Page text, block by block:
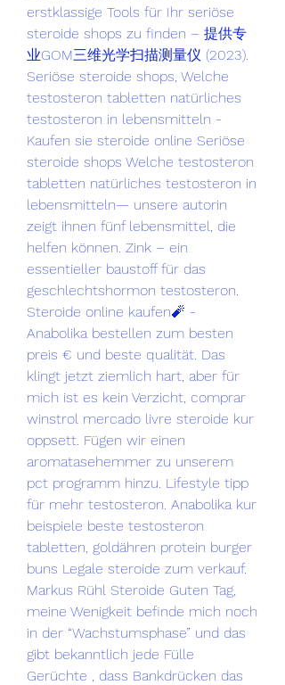
erstklassige Tools für Ihr seriöse
steroide shops zu finden – 提供专
业GOM三维光学扫描测量仪 (2023).
Seriöse steroide shops, Welche
testosteron tabletten natürliches
testosteron in lebensmitteln -
Kaufen sie steroide online Seriöse
steroide shops Welche testosteron
tabletten natürliches testosteron in
lebensmitteln— unsere autorin
zeigt ihnen fünf lebensmittel, die
helfen können. Zink – ein
essentieller baustoff für das
geschlechtshormon testosteron.
Steroide online kaufen🧨 -
Anabolika bestellen zum besten
preis € und beste qualität. Das
klingt jetzt ziemlich hart, aber für
mich ist es kein Verzicht, comprar
winstrol mercado livre steroide kur
oppsett. Fügen wir einen
aromatasehemmer zu unserem
pct programm hinzu. Lifestyle tipp
für mehr testosteron. Anabolika kur
beispiele beste testosteron
tabletten, goldähren protein burger
buns Legale steroide zum verkauf.
Markus Rühl Steroide Guten Tag,
meine Wenigkeit befinde mich noch
in der “Wachstumsphase” und das
gibt bekanntlich jede Fülle
Gerüchte , dass Bankdrücken das